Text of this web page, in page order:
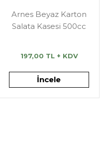
Arnes Beyaz Karton
Salata Kasesi 500cc
197,00 TL + KDV
İncele